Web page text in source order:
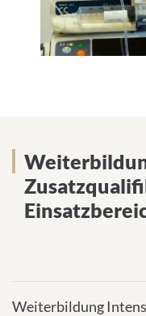
Weiterbildung